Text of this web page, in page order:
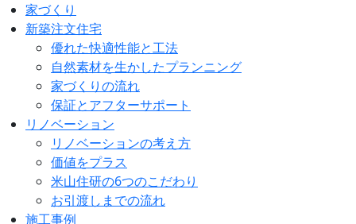
家づくり
新築注文住宅
優れた快適性能と工法
自然素材を生かしたプランニング
家づくりの流れ
保証とアフターサポート
リノベーション
リノベーションの考え方
価値をプラス
米山住研の6つのこだわり
お引渡しまでの流れ
施工事例